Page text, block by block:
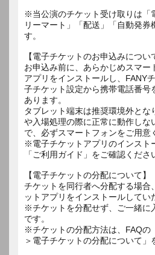
※当公演のチケット受け取りは「
リーマート」「配送」「自動発券
す。
【電子チケットのお申込みについ
お申込み前に、あらかじめスマー
アプリをインストールし、FANY
子チケット設定から携帯電話番号
あります。
タブレット端末は推奨環境外とな
や入場処理の際に正常に動作しな
で、必ずスマートフォンをご用意
※電子チケットアプリのインスト
「ご利用ガイド」をご確認くださ
【電子チケットの分配について】
チケットを同行者へ分配する場合
ットアプリをインストールしてい
※チケットを分配せず、ご一緒に
です。
※チケットの分配方法は、FAQの
＞電子チケットの分配について」